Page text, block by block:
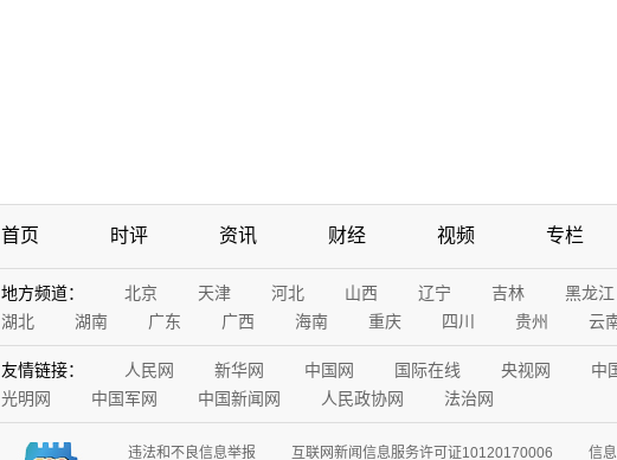
首页 时评 资讯 财经 视频 专栏
地方频道： 北京 天津 河北 山西 辽宁 吉林 黑龙江
湖北
湖南 广东 广西 海南 重庆 四川 贵州 云
友情链接： 人民网 新华网 中国网 国际在线 央视网 中
光明网
中国军网 中国新闻网 人民政协网 法治网
违法和不良信息举报 互联网新闻信息服务许可证10120170006 信